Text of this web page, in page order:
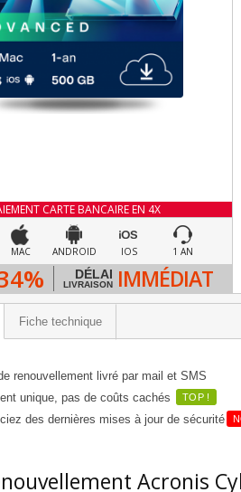
CARTE BANCAIRE EN 4X
MAC ANDROID IOS 1 AN
DÉLAI
LIVRAISON IMMÉDIAT
Fiche technique
renouvellement livré par mail et SMS
unique, pas de coûts cachés
TOP !
des dernières mises à jour de sécurité
Acronis